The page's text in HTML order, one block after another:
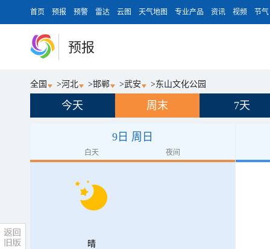
首页 预报 预警 雷达 云图 天气地图 专业产品 资讯 视频 节气
预报
全国 >河北 >邯郸 >武安 >东山文化公园
今天 周末 7天
9日 周日
白天 夜间
晴